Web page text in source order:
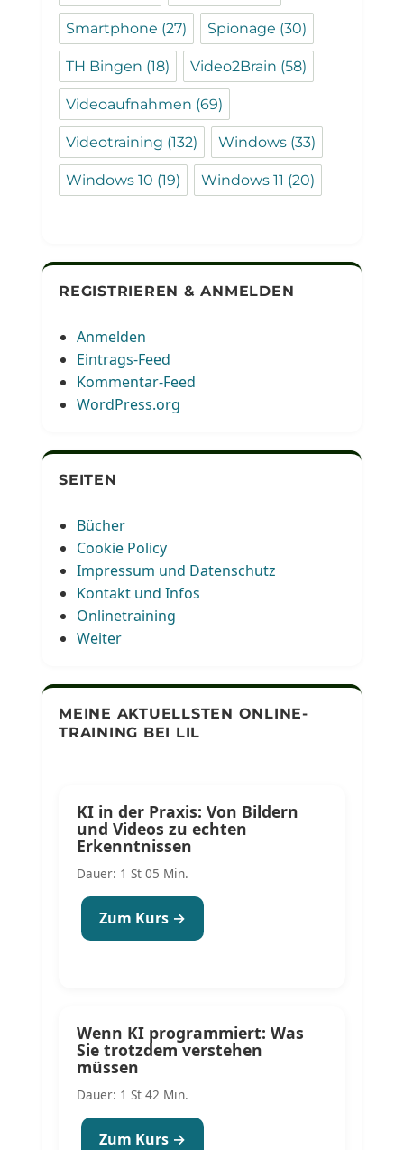
Smartphone (27) Spionage (30)
TH Bingen (18) Video2Brain (58)
Videoaufnahmen (69)
Videotraining (132) Windows (33)
Windows 10 (19) Windows 11 (20)
REGISTRIEREN & ANMELDEN
Anmelden
Eintrags-Feed
Kommentar-Feed
WordPress.org
SEITEN
Bücher
Cookie Policy
Impressum und Datenschutz
Kontakt und Infos
Onlinetraining
Weiter
MEINE AKTUELLSTEN ONLINE-
TRAINING BEI LIL
KI in der Praxis: Von Bildern
und Videos zu echten
Erkenntnissen
Dauer: 1 St 05 Min.
Zum Kurs →
Wenn KI programmiert: Was
Sie trotzdem verstehen
müssen
Dauer: 1 St 42 Min.
Zum Kurs →